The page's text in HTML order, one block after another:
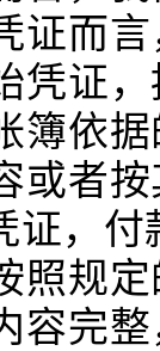
证而
凭证
簿依
或者
证，
照规
容完